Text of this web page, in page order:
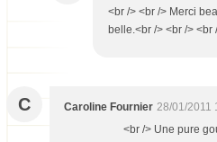
<br /> <br /> Merci
belle.<br /> <br /> <br
C Caroline Fournier 28/01/2011
<br /> Une pure